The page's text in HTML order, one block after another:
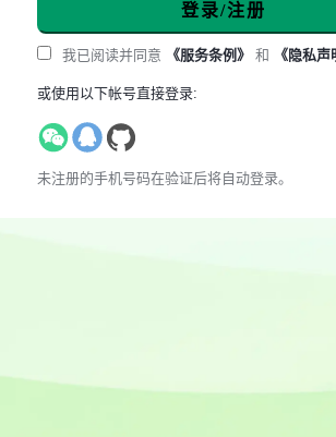
登录/注册
我已阅读并同意 《服务条例》 和 《隐私声
或使用以下帐号直接登录:
未注册的手机号码在验证后将自动登录。